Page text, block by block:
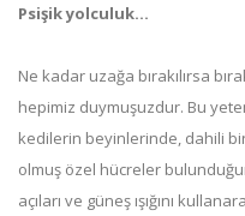
Psişik yolculuk…
Ne kadar uzağa bırakılırsa
hepimiz duymuşuzdur. Bu
kedilerin beyinlerinde, dahili
olmuş özel hücreler
açıları ve güneş ışığını